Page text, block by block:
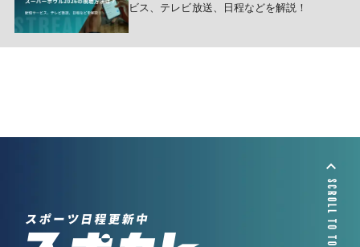
ビス、テレビ放送、日程などを解説！